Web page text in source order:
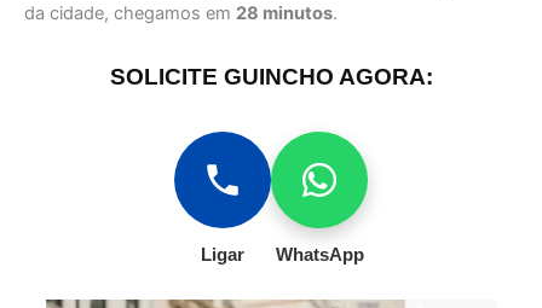
da cidade, chegamos em 28 minutos.
SOLICITE GUINCHO AGORA:
Ligar WhatsApp